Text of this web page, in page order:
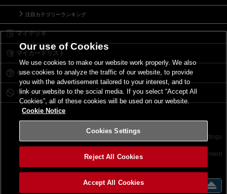
注目カテゴリーランキング
マイデッキ
マイカードリスト
Ｑ＆Ａ
リミットレギュレーション
サイトポリシー Cookies Settings
©2026 Konami Digital Entertainment
Our use of Cookies
We use cookies to make our website work properly. We also
use cookies to analyze the traffic of our website, to provide
you with the advertisement tailored to your interest, and to
link our website to the social media. If you select “Accept All
Cookies”, all of these cookies will be used on our website.
Cookie Notice
Cookies Settings
Reject All Cookies
Accept All Cookies